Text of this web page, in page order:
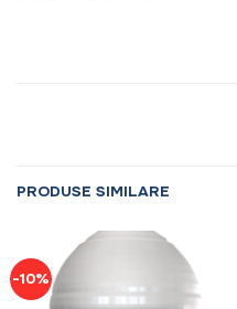
PRODUSE SIMILARE
-10%